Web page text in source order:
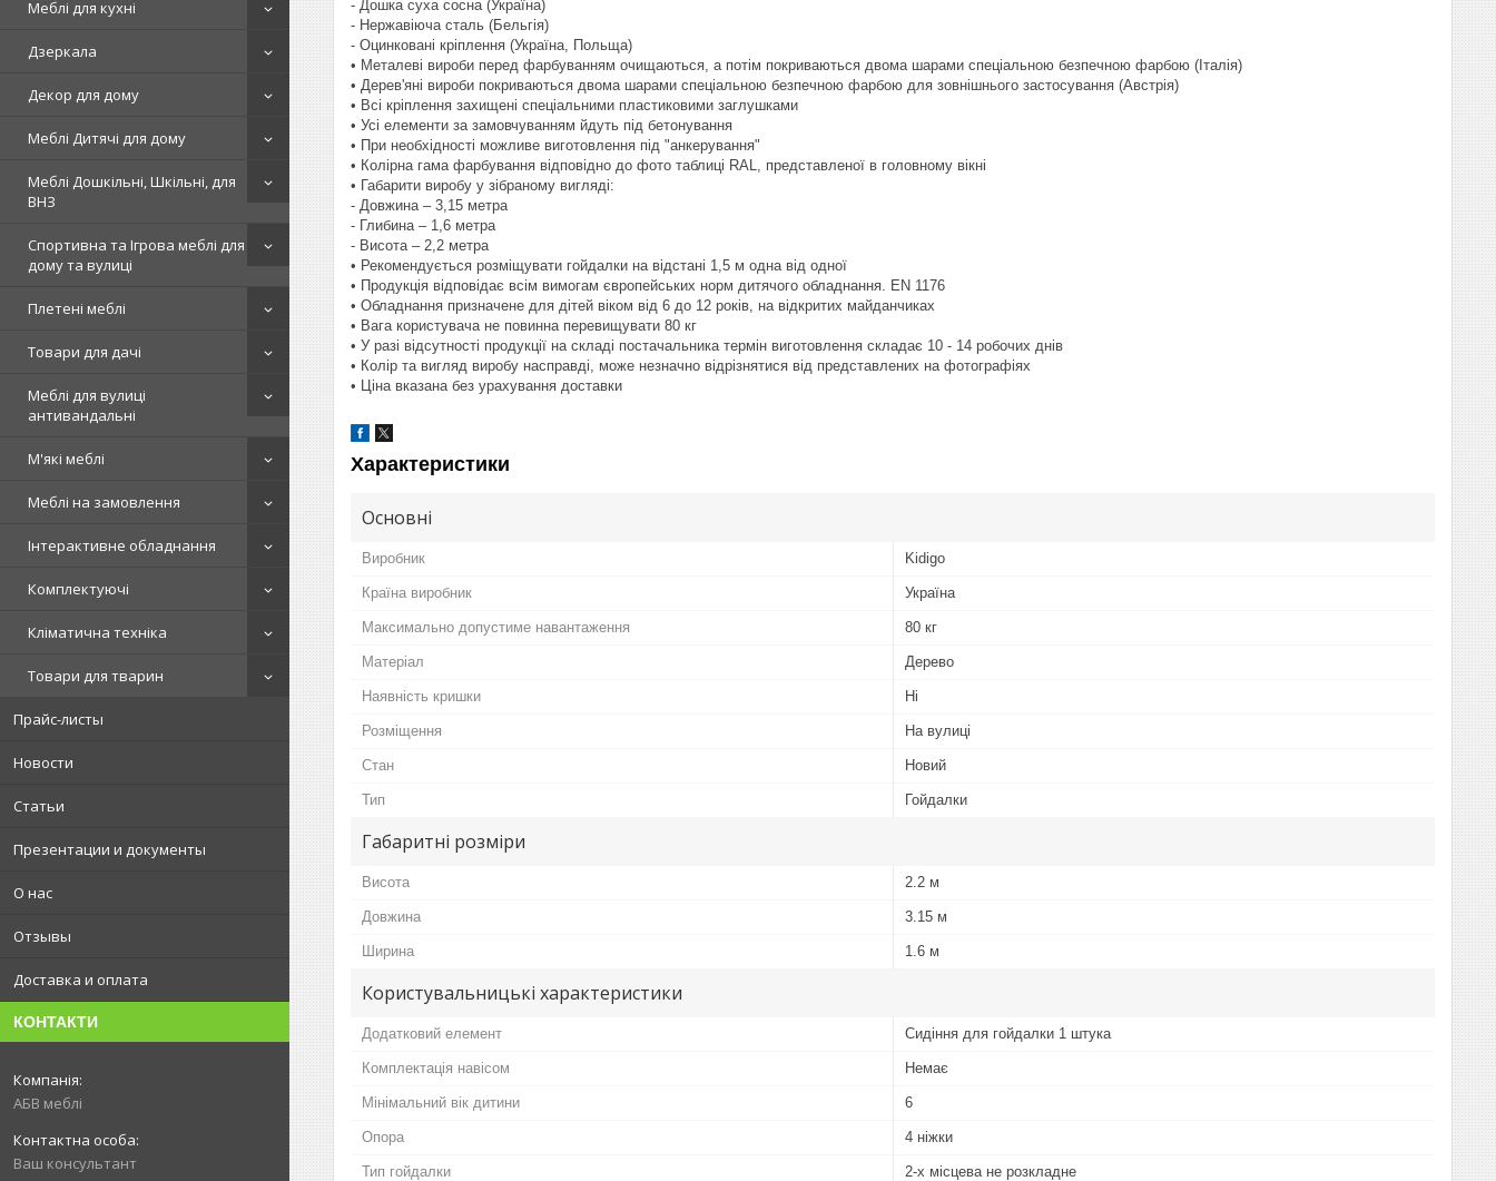
Меблі для кухні
Дзеркала
Декор для дому
Меблі Дитячі для дому
Меблі Дошкільні, Шкільні, для
ВНЗ
Спортивна та Ігрова меблі для
дому та вулиці
Плетені меблі
Товари для дачі
Меблі для вулиці
антивандальні
М'які меблі
Меблі на замовлення
Інтерактивне обладнання
Комплектуючі
Кліматична техніка
Товари для тварин
Прайс-листы
Новости
Статьи
Презентации и документы
О нас
Отзывы
Доставка и оплата
КОНТАКТИ
АБВ меблі
Ваш консультант
- Дошка суха сосна (Україна)
- Нержавіюча сталь (Бельгія)
- Оцинковані кріплення (Україна, Польща)
• Металеві вироби перед фарбуванням очищаються, а потім покриваються двома шарами спеціальною безпечною фарбою (Італія)
• Дерев'яні вироби покриваються двома шарами спеціальною безпечною фарбою для зовнішнього застосування (Австрія)
• Всі кріплення захищені спеціальними пластиковими заглушками
• Усі елементи за замовчуванням йдуть під бетонування
• При необхідності можливе виготовлення під "анкерування"
• Колірна гама фарбування відповідно до фото таблиці RAL, представленої в головному вікні
• Габарити виробу у зібраному вигляді:
- Довжина – 3,15 метра
- Глибина – 1,6 метра
- Висота – 2,2 метра
• Рекомендується розміщувати гойдалки на відстані 1,5 м одна від одної
• Продукція відповідає всім вимогам європейських норм дитячого обладнання. EN 1176
• Обладнання призначене для дітей віком від 6 до 12 років, на відкритих майданчиках
• Вага користувача не повинна перевищувати 80 кг
• У разі відсутності продукції на складі постачальника термін виготовлення складає 10 - 14 робочих днів
• Колір та вигляд виробу насправді, може незначно відрізнятися від представлених на фотографіях
• Ціна вказана без урахування доставки
Характеристики
Основні
Виробник Kidigo
Країна виробник Україна
Максимально допустиме навантаження 80 кг
Матеріал Дерево
Наявність кришки Ні
Розміщення На вулиці
Стан Новий
Тип Гойдалки
Габаритні розміри
Висота 2.2 м
Довжина 3.15 м
Ширина 1.6 м
Користувальницькі характеристики
Додатковий елемент Сидіння для гойдалки 1 штука
Комплектація навісом Немає
Мінімальний вік дитини 6
Опора 4 ніжки
Тип гойдалки 2-х місцева не розкладне